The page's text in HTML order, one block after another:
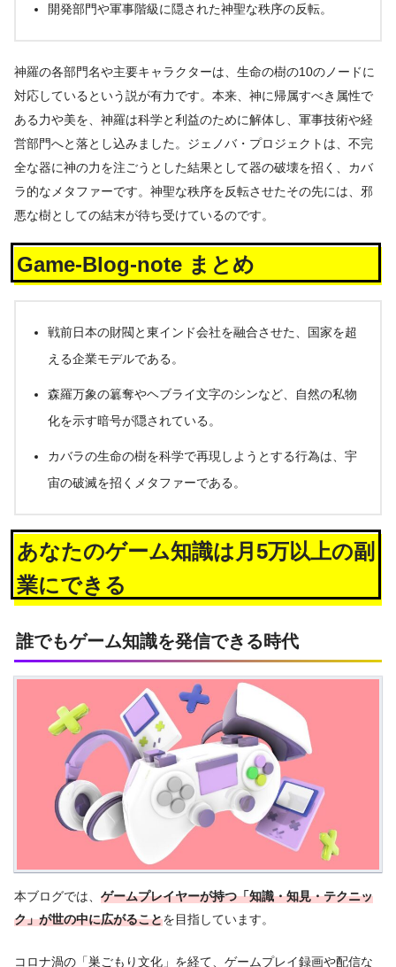
開発部門や軍事階級に隠された神聖な秩序の反転。
神羅の各部門名や主要キャラクターは、生命の樹の10のノードに
対応しているという説が有力です。本来、神に帰属すべき属性で
ある力や美を、神羅は科学と利益のために解体し、軍事技術や経
営部門へと落とし込みました。ジェノバ・プロジェクトは、不完
全な器に神の力を注ごうとした結果として器の破壊を招く、カバ
ラ的なメタファーです。神聖な秩序を反転させたその先には、邪
悪な樹としての結末が待ち受けているのです。
Game-Blog-note まとめ
戦前日本の財閥と東インド会社を融合させた、国家を超
える企業モデルである。
森羅万象の簒奪やヘブライ文字のシンなど、自然の私物
化を示す暗号が隠されている。
カバラの生命の樹を科学で再現しようとする行為は、宇
宙の破滅を招くメタファーである。
あなたのゲーム知識は月5万以上の副
業にできる
誰でもゲーム知識を発信できる時代
本ブログでは、 ゲームプレイヤーが持つ「知識・知見・テクニッ
ク」が世の中に広がることを目指しています。
コロナ渦の「巣ごもり文化」を経て、ゲームプレイ録画や配信な